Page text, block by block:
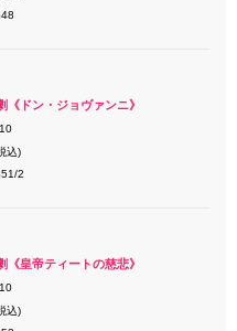
《ドン・ジョヴァンニ》
込)
2
《皇帝ティートの慈悲》
込)